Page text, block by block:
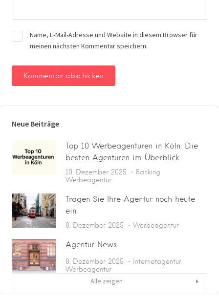
Name, E-Mail-Adresse und Website in diesem Browser für
meinen nächsten Kommentar speichern.
Neue Beiträge
Top 10 Werbeagenturen in Köln: Die
besten Agenturen im Überblick
10. Dezember 2025
Ranking
Werbeagentur
Tragen Sie Ihre Agentur noch heute
ein
8. Dezember 2025 Werbeagentur
Agentur News
8. Dezember 2025
Internetagentur
Werbeagentur
Alle zeigen